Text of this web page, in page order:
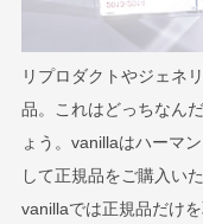
リプロダクトやジェネ
品。これはどっちなん
ょう。vanillaはハーマ
して正規品をご購入い
vanillaでは正規品だけ